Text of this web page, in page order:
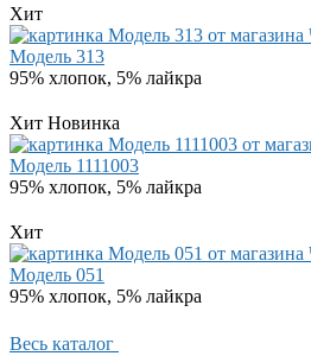
Хит
Модель 313
95% хлопок, 5% лайкра
Хит Новинка
Модель 1111003
95% хлопок, 5% лайкра
Хит
Модель 051
95% хлопок, 5% лайкра
Весь каталог